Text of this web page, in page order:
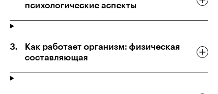
психологические аспекты
Как работает организм: физическая
составляющая